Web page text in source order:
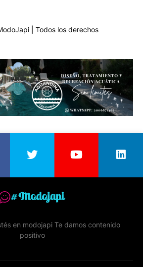
| Todos los derechos
en modojapi Te damos contenido
positivo